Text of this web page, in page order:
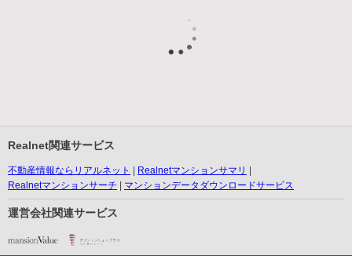
Realnet関連サービス
不動産情報ならリアルネット
Realnetマンションサマリ
Realnetマンションサーチ
マンションデータダウンロードサービス
運営会社関連サービス